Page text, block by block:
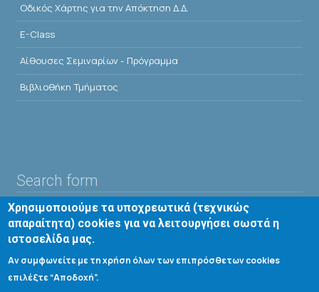
Οδικός Χάρτης για την Απόκτηση Δ.Δ.
E-Class
Αίθουσες Σεμιναρίων - Πρόγραμμα
Βιβλιοθήκη Τμήματος
Search form
Αναζήτηση
Tools
Χρησιμοποιούμε τα υποχρεωτικά (τεχνικώς
απαραίτητα) cookies για να λειτουργήσει σωστά η
ιστοσελίδα μας.
Αν συμφωνείτε με τη χρήση όλων των επιπρόσθετων cookies
επιλέξτε “Αποδοχή”.